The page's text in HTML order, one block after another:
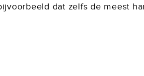
dat zelfs de meest